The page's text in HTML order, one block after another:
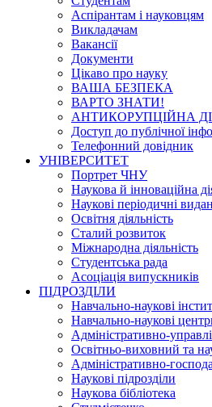
Аспірантам і науковцям
Викладачам
Вакансії
Документи
Цікаво про науку
ВАША БЕЗПЕКА
ВАРТО ЗНАТИ!
АНТИКОРУПЦІЙНА
Доступ до публічної
Телефонний довідник
УНІВЕРСИТЕТ
Портрет ЧНУ
Наукова й інноваційна
Наукові періодичні
Освітня діяльність
Сталий розвиток
Міжнародна діяльність
Студентська рада
Асоціація випускників
ПІДРОЗДІЛИ
Навчально-наукові
Навчально-наукові
Адміністративно-
Освітньо-виховний та
Адміністративно-
Наукові підрозділи
Наукова бібліотека